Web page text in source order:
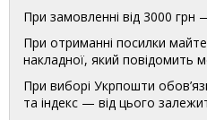
При замовленні від 3000
При отриманні посилки
накладної, який повідомить
При виборі Укрпошти
та індекс — від цього